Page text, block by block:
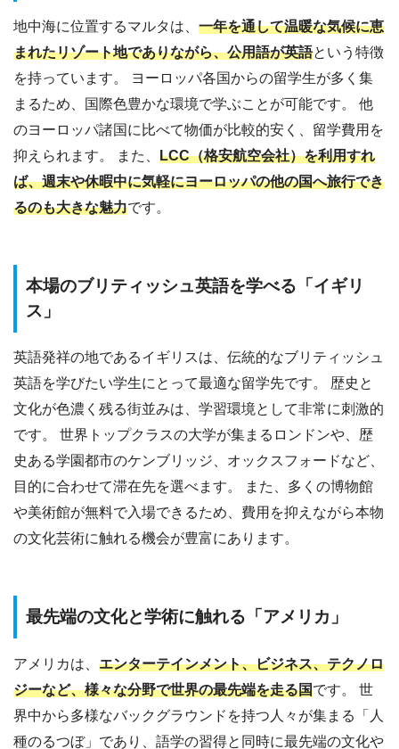
地中海に位置するマルタは、 一年を通して温暖な気候に恵
まれたリゾート地でありながら、公用語が英語という特徴
を持っています。 ヨーロッパ各国からの留学生が多く集
まるため、国際色豊かな環境で学ぶことが可能です。 他
のヨーロッパ諸国に比べて物価が比較的安く、留学費用を
抑えられます。 また、 LCC（格安航空会社）を利用すれ
ば、週末や休暇中に気軽にヨーロッパの他の国へ旅行でき
るのも大きな魅力です。
本場のブリティッシュ英語を学べる「イギリ
ス」
英語発祥の地であるイギリスは、伝統的なブリティッシュ
英語を学びたい学生にとって最適な留学先です。 歴史と
文化が色濃く残る街並みは、学習環境として非常に刺激的
です。 世界トップクラスの大学が集まるロンドンや、歴
史ある学園都市のケンブリッジ、オックスフォードなど、
目的に合わせて滞在先を選べます。 また、多くの博物館
や美術館が無料で入場できるため、費用を抑えながら本物
の文化芸術に触れる機会が豊富にあります。
最先端の文化と学術に触れる「アメリカ」
アメリカは、 エンターテインメント、ビジネス、テクノロ
ジーなど、様々な分野で世界の最先端を走る国です。 世
界中から多様なバックグラウンドを持つ人々が集まる「人
種のるつぼ」であり、語学の習得と同時に最先端の文化や